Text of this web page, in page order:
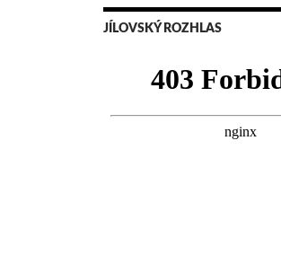
JÍLOVSKÝ ROZHLAS